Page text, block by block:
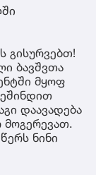
გისურვებთ!
ბავშვთა
მყოფ
დაავადება
მოგერევათ.
ნინი